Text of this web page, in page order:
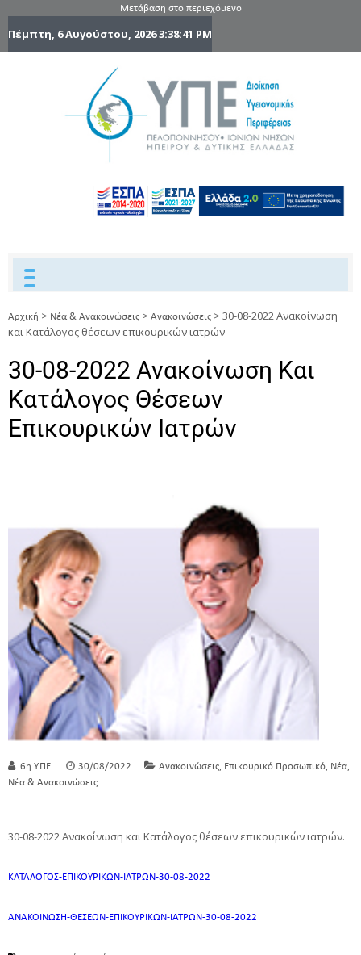
Μετάβαση στο περιεχόμενο
Πέμπτη, 6 Αυγούστου, 20263:38:42 PM
Ηπείρου
Δυτικής
Ελλάδας
Αρχική > Νέα & Ανακοινώσεις > Ανακοινώσεις > 30-08-2022 Ανακοίνωση
και Κατάλογος θέσεων επικουρικών ιατρών
30-08-2022 Ανακοίνωση Και
Κατάλογος Θέσεων
Επικουρικών Ιατρών
6η Υ.ΠΕ. 30/08/2022 Ανακοινώσεις Επικουρικό Προσωπικό Νέα
Νέα & Ανακοινώσεις
30-08-2022 Ανακοίνωση και Κατάλογος θέσεων επικουρικών ιατρών.
ΚΑΤΑΛΟΓΟΣ-ΕΠΙΚΟΥΡΙΚΩΝ-ΙΑΤΡΩΝ-30-08-2022
ΑΝΑΚΟΙΝΩΣΗ-ΘΕΣΕΩΝ-ΕΠΙΚΟΥΡΙΚΩΝ-ΙΑΤΡΩΝ-30-08-2022